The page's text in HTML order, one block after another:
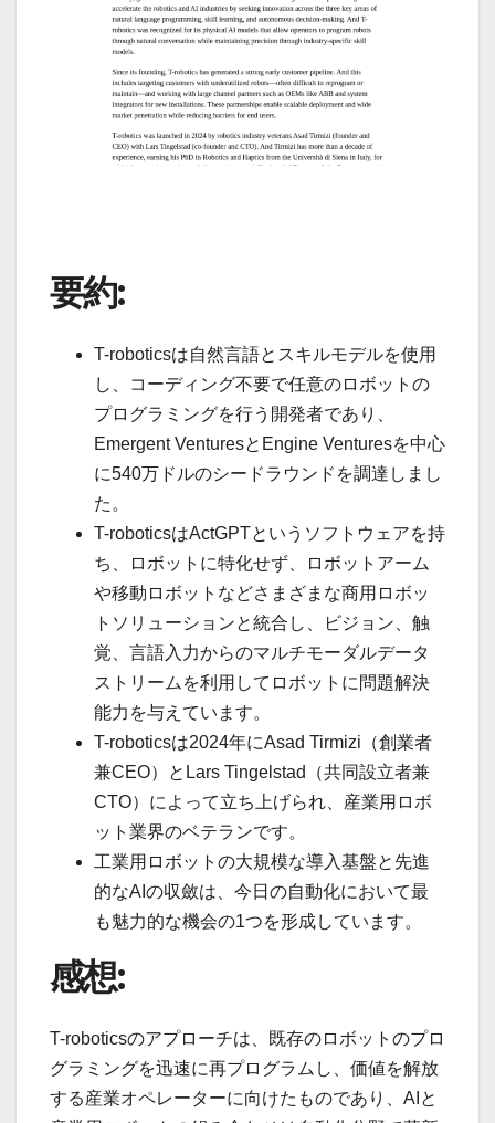
要約:
T-roboticsは自然言語とスキルモデルを使用
し、コーディング不要で任意のロボットの
プログラミングを行う開発者であり、
Emergent VenturesとEngine Venturesを中心
に540万ドルのシードラウンドを調達しまし
た。
T-roboticsはActGPTというソフトウェアを持
ち、ロボットに特化せず、ロボットアーム
や移動ロボットなどさまざまな商用ロボッ
トソリューションと統合し、ビジョン、触
覚、言語入力からのマルチモーダルデータ
ストリームを利用してロボットに問題解決
能力を与えています。
T-roboticsは2024年にAsad Tirmizi（創業者
兼CEO）とLars Tingelstad（共同設立者兼
CTO）によって立ち上げられ、産業用ロボ
ット業界のベテランです。
工業用ロボットの大規模な導入基盤と先進
的なAIの収斂は、今日の自動化において最
も魅力的な機会の1つを形成しています。
感想:
T-roboticsのアプローチは、既存のロボットのプロ
グラミングを迅速に再プログラムし、価値を解放
する産業オペレーターに向けたものであり、AIと